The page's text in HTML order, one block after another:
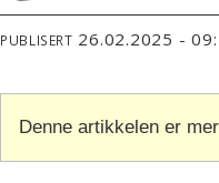
PUBLISERT 26.02.2025 -
Denne artikkelen er